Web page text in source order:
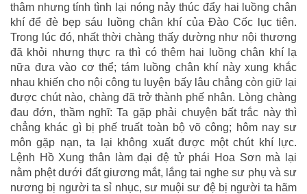
thâm nhưng tính tình lại nóng nảy thúc đẩy hai luồng chân
khí để đè bẹp sáu luồng chân khí của Đào Cốc lục tiên.
Trong lúc đó, nhất thời chàng thấy dường như nội thương
đã khỏi nhưng thực ra thì có thêm hai luồng chân khí lạ
nữa đưa vào cơ thể; tám luồng chân khí này xung khắc
nhau khiến cho nội công tu luyện bấy lâu chẳng còn giữ lại
được chút nào, chàng đã trở thành phế nhân. Lòng chàng
đau đớn, thầm nghĩ: Ta gặp phải chuyện bất trắc này thì
chẳng khác gì bị phế truất toàn bộ võ công; hôm nay sư
môn gặp nạn, ta lại không xuất được một chút khí lực.
Lệnh Hồ Xung thân làm đại đệ tử phái Hoa Sơn mà lại
nằm phệt dưới đất giương mắt, lắng tai nghe sư phụ và sư
nương bị người ta sỉ nhục, sư muội sư đệ bị người ta hãm